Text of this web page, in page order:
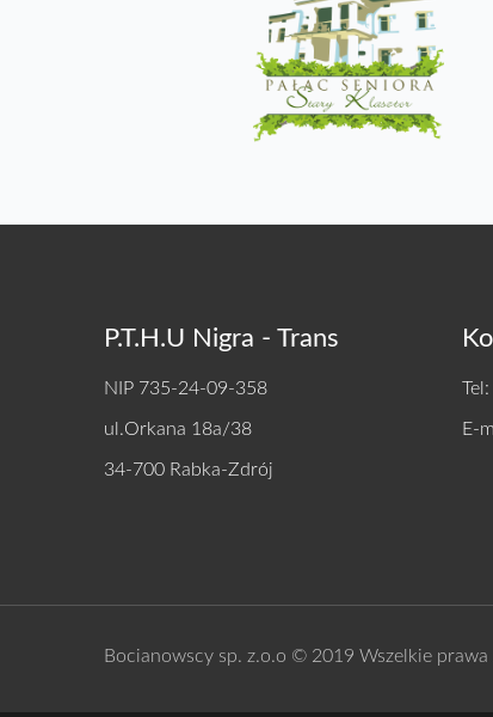
P.T.H.U Nigra - Trans
NIP 735-24-09-358
ul.Orkana 18a/38
34-700 Rabka-Zdrój
E-
Bocianowscy sp. z.o.o © 2019 Wszelkie prawa